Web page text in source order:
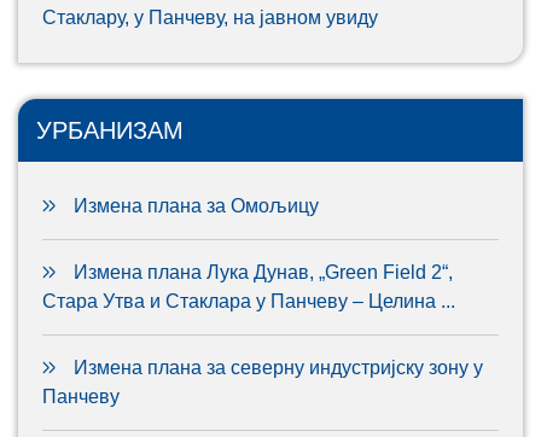
Стаклару, у Панчеву, на јавном увиду
УРБАНИЗАМ
Измена плана за Омољицу
Измена плана Лука Дунав, „Green Field 2“,
Стара Утва и Стаклара у Панчеву – Целина ...
Измена плана за северну индустријску зону у
Панчеву